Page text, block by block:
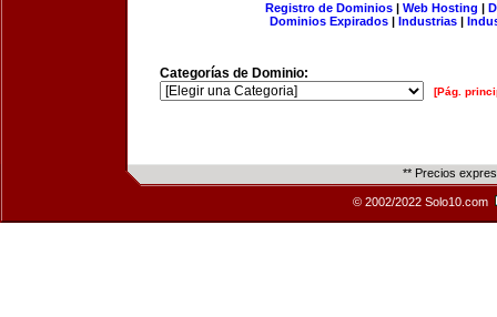
Registro de Dominios| Web Hosting |
Dominios Expirados | Industrias |
Categorías de Dominio:
[Pág.
** Precios
© 2002/2022 Solo10.com